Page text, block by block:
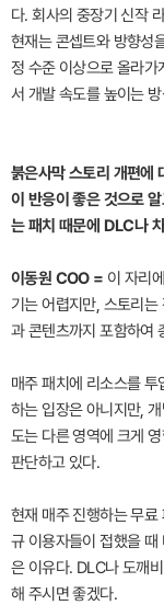
다. 회사의 중장기 신작
현재는 콘셉트와 방향성
정 수준 이상으로 올라
서 개발 속도를 높이는
붉은사막 스토리 개편에
이 반응이 좋은 것으로
는 패치 때문에 DLC나
이동원 COO = 이 자리
기는 어렵지만, 스토리
과 콘텐츠까지 포함하여
매주 패치에 리소스를
하는 입장은 아니지만,
도는 다른 영역에 크게
판단하고 있다.
현재 매주 진행하는 무
규 이용자들이 접했을
은 이유다. DLC나 도깨
해 주시면 좋겠다.